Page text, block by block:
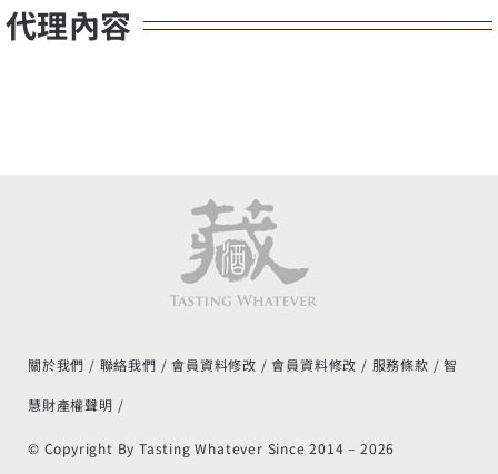
代理內容
關於我們 聯絡我們 會員資料修改 會員資料修改 服務條款 智
慧財產權聲明
© Copyright By Tasting Whatever Since 2014 – 2026